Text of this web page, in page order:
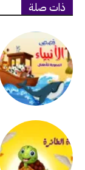
ذات صلة